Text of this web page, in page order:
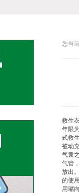
您当
救生
年限
式救
被动
气囊
气管
放出
的使
用嘴